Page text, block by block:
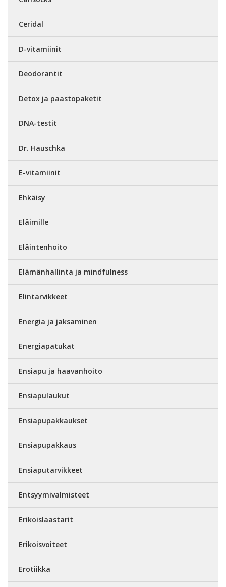
Ceridal
D-vitamiinit
Deodorantit
Detox ja paastopaketit
DNA-testit
Dr. Hauschka
E-vitamiinit
Ehkäisy
Eläimille
Eläintenhoito
Elämänhallinta ja mindfulness
Elintarvikkeet
Energia ja jaksaminen
Energiapatukat
Ensiapu ja haavanhoito
Ensiapulaukut
Ensiapupakkaukset
Ensiapupakkaus
Ensiaputarvikkeet
Entsyymivalmisteet
Erikoislaastarit
Erikoisvoiteet
Erotiikka